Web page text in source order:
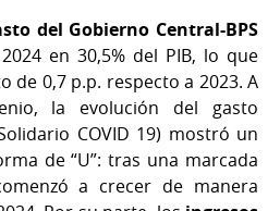
del Gobierno Central-BPS
en 30,5% del PIB, lo que
de 0,7 p.p. respecto a 2023. A
la evolución del gasto
COVID 19) mostró un
de “U”: tras una marcada
a crecer de manera